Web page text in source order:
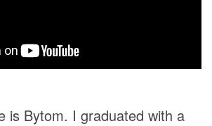
is Bytom. I graduated with a